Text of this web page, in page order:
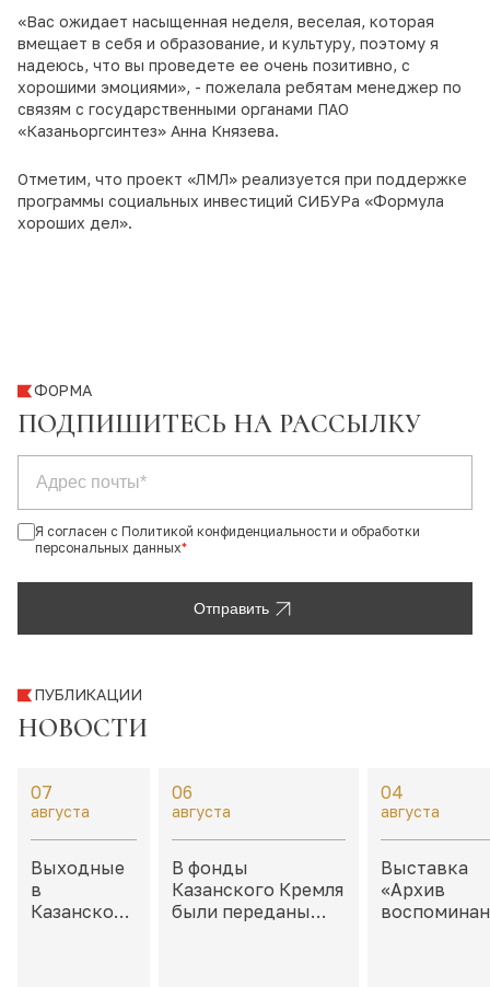
«Вас ожидает насыщенная неделя, веселая, которая
вмещает в себя и образование, и культуру, поэтому я
надеюсь, что вы проведете ее очень позитивно, с
хорошими эмоциями», - пожелала ребятам менеджер по
связям с государственными органами ПАО
«Казаньоргсинтез» Анна Князева.
Отметим, что проект «ЛМЛ» реализуется при поддержке
программы социальных инвестиций СИБУРа «Формула
хороших дел».
ФОРМА
ПОДПИШИТЕСЬ НА РАССЫЛКУ
Я согласен с Политикой конфиденциальности и обработки
персональных данных*
Отправить
ПУБЛИКАЦИИ
НОВОСТИ
07
августа
Выходные
в
Казанском
06
августа
В фонды
Казанского Кремля
были переданы
04
августа
Выставка
«Архив